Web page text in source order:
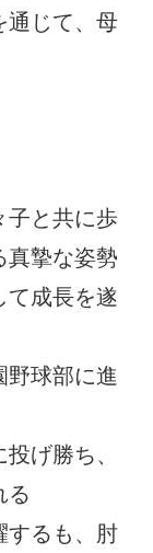
通じて、母
子と共に歩
真摯な姿勢
て成長を遂
野球部に進
げ勝ち、
る
するも、肘